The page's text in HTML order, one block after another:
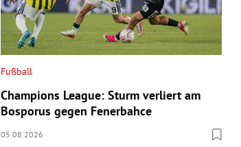
Fußball
Champions League: Sturm verliert am
Bosporus gegen Fenerbahce
05.08.2026